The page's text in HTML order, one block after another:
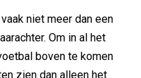
niet meer dan een
Om in al het
boven te komen
zien dan alleen het